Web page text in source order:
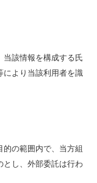
当該情報を構成する氏
により当該利用者を識
の範囲内で、当方組
とし、外部委託は行わ